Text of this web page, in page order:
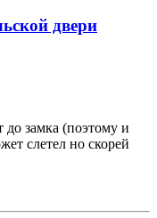
двери
замка (поэтому и
слетел но скорей